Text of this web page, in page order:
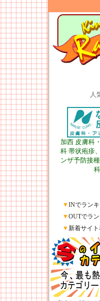
人
加西 皮膚科
科 帯状疱疹
ンザ予防接
科
▼INでラン
▼OUTでラ
▼新着サイ